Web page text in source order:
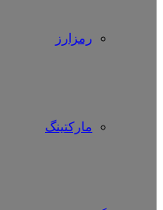
رمزارز
مارکتینگ